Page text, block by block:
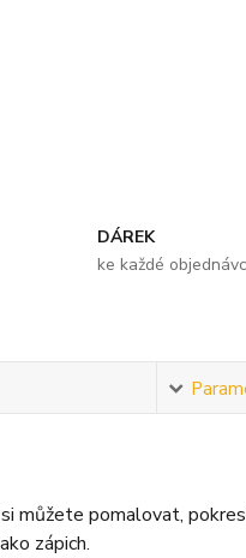
DÁREK
ke každé
můžete pomalovat,
zápich.